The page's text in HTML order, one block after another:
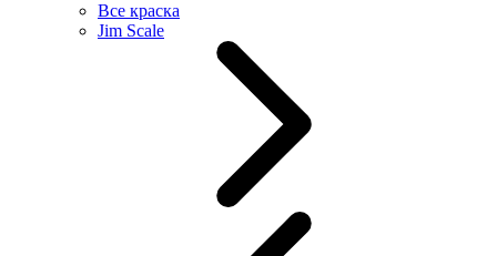
Все краска
Jim Scale